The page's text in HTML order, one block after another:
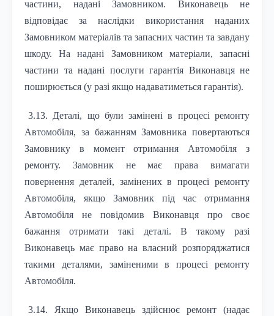
частини, надані Замовником. Виконавець не
відповідає за наслідки використання наданих
Замовником матеріалів та запасних частин та завдану
шкоду. На надані Замовником матеріали, запасні
частини та надані послуги гарантія Виконавця не
поширюється (у разі якщо надаватиметься гарантія).
3.13. Деталі, що були замінені в процесі ремонту
Автомобіля, за бажанням Замовника повертаються
Замовнику в момент отримання Автомобіля з
ремонту. Замовник не має права вимагати
повернення деталей, замінених в процесі ремонту
Автомобіля, якщо Замовник під час отримання
Автомобіля не повідомив Виконавця про своє
бажання отримати такі деталі. В такому разі
Виконавець має право на власний розпоряджатися
такими деталями, заміненими в процесі ремонту
Автомобіля.
3.14. Якщо Виконавець здійснює ремонт (надає